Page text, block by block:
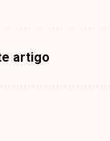
artigo